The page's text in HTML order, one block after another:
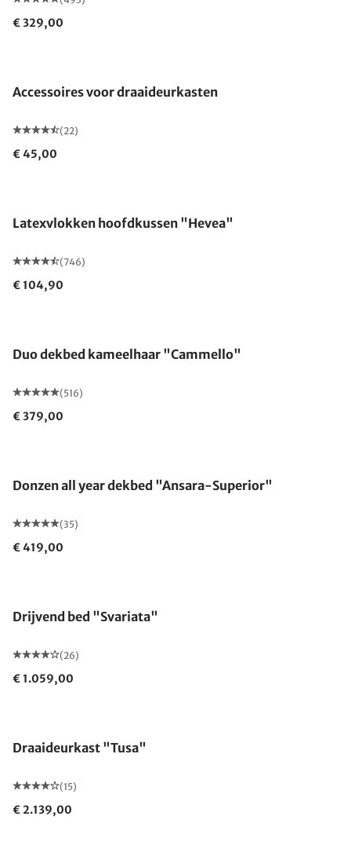
€ 329,00
Accessoires voor draaideurkasten
(22)
€ 45,00
Latexvlokken hoofdkussen "Hevea"
(746)
€ 104,90
Duo dekbed kameelhaar "Cammello"
(516)
€ 379,00
Donzen all year dekbed "Ansara-Superior"
(35)
€ 419,00
Drijvend bed "Svariata"
(26)
€ 1.059,00
Draaideurkast "Tusa"
(15)
€ 2.139,00